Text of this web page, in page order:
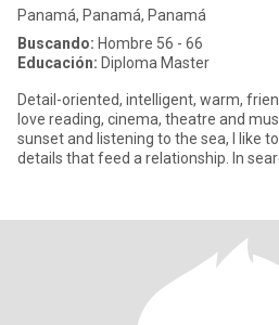
Panamá, Panamá, Panamá
Buscando: Hombre 56 - 66
Educación: Diploma Master
Detail-oriented, intelligent, warm,
love reading, cinema, theatre and
sunset and listening to the sea, I like
details that feed a relationship. In